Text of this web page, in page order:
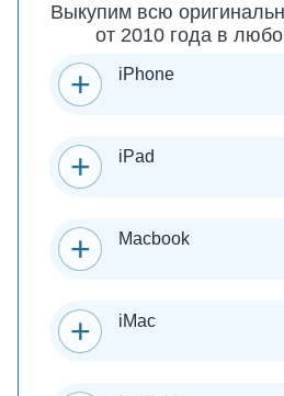
Выкупим всю
от 2010 года в
iPhone
iPad
Macbook
iMac